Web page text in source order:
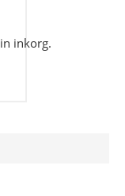
inkorg.